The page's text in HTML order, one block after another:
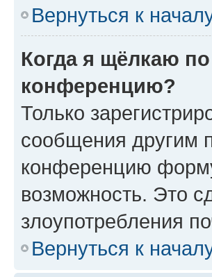
Вернуться к
Когда я щёлкаю
конференцию?
Только
сообщения другим
конференцию
возможность. Это
злоупотребления
Вернуться к